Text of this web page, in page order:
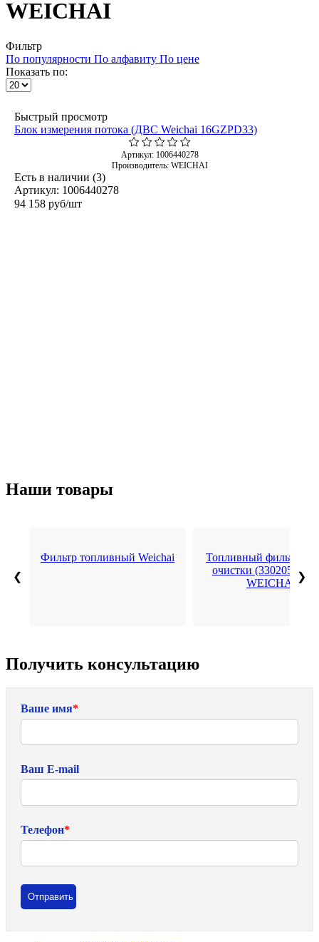
WEICHAI
Фильтр
По популярности По алфавиту По цене
Показать по:
Быстрый просмотр
Блок измерения потока (ДВС Weichai 16GZPD33)
Артикул: 1006440278
Производитель: WEICHAI
Есть в наличии (3)
Артикул: 1006440278
94 158 руб/шт
Наши товары
❮
Фильтр топливный Weichai
Топливный фильтр
очистки
WEICHAI
❯
Получить консультацию
Ваше имя*
Ваш E-mail
Телефон*